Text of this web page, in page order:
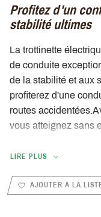
Profitez d'un
stabilité ultimes
La trottinette
de conduite
de la stabilité et aux
profiterez d'une
routes accidentées.
vous atteignez sans
vous effectuiez un
expérience fiable et
LIRE PLUS
AJOUTER À LA